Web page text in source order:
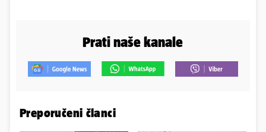
Prati naše kanale
Preporučeni članci